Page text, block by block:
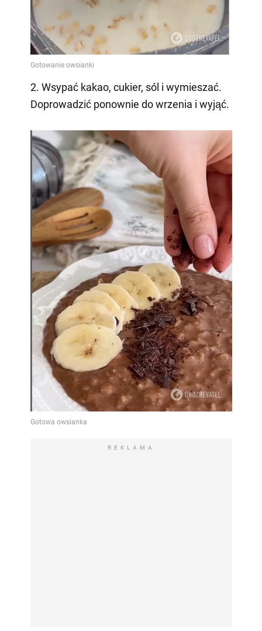
2. Wsypać kakao, cukier, sól i wymieszać.
Doprowadzić ponownie do wrzenia i wyjąć.
REKLAMA